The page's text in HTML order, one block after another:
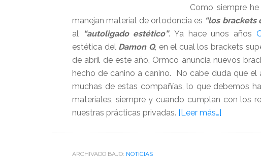
Como siempre
manejan material de ortodoncia es “los brackets
al
“autoligado estético”. Ya hace unos años
estética del Damon Q, en el cual los brackets
de abril de este año, Ormco anuncia nuevos
hecho de canino a canino. No cabe duda que
muchas de estas compañías, lo que debemos
materiales, siempre y cuando cumplan con los
nuestras prácticas privadas. [Leer más…]
ARCHIVADO BAJO: NOTICIAS